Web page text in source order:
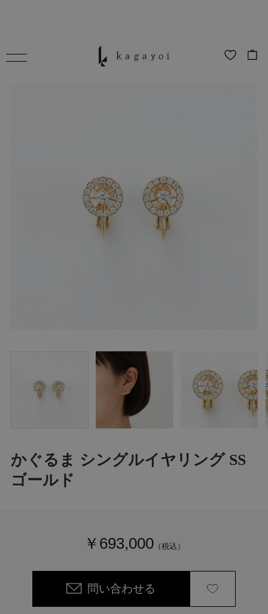
かぐるま シングルイヤリング SS
ゴールド
￥693,000
問い合わせる